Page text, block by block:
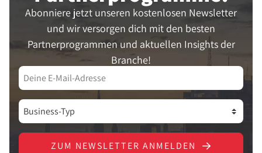
Abonniere jetzt unseren kostenlosen Newsletter
und wir versorgen dich mit den besten
Partnerprogrammen und aktuellen Insights der
Branche!
ZUM NEWSLETTER ANMELDEN